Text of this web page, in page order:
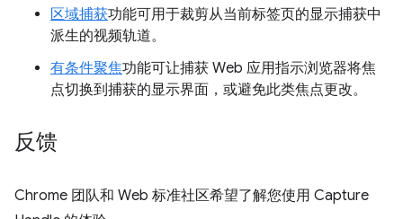
区域捕获功能可用于裁剪从当前标签页的显示捕获中
派生的视频轨道。
有条件聚焦功能可让捕获 Web 应用指示浏览器将焦
点切换到捕获的显示界面，或避免此类焦点更改。
反馈
Chrome 团队和 Web 标准社区希望了解您使用 Capture